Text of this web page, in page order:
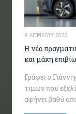
9 ΑΠΡΙΛΊΟΥ 2026
Η νέα
και μάχη
Γράφει ο
τιμών που
αφήνει βαθύ